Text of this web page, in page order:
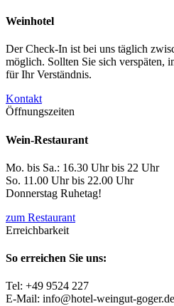
Weinhotel
Der Check-In ist bei uns täglich
möglich. Sollten Sie sich verspäten,
für Ihr Verständnis.
Kontakt
Öffnungszeiten
Wein-Restaurant
Mo. bis Sa.: 16.30 Uhr bis 22 Uhr
So. 11.00 Uhr bis 22.00 Uhr
Donnerstag Ruhetag!
zum Restaurant
Erreichbarkeit
So erreichen Sie uns:
Tel: +49 9524 227
E-Mail: info@hotel-weingut-goger.de